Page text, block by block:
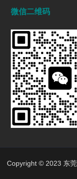
2026/01/13
五轴CNC加工在
2025/12/27
行业动态
微信二维码
Copyright © 2023 东